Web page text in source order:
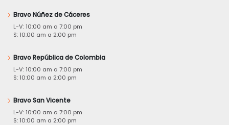
Bravo Núñez de Cáceres
L-V: 10:00 am a 7:00 pm
S: 10:00 am a 2:00 pm
Bravo República de Colombia
L-V: 10:00 am a 7:00 pm
S: 10:00 am a 2:00 pm
Bravo San Vicente
L-V: 10:00 am a 7:00 pm
S: 10:00 am a 2:00 pm